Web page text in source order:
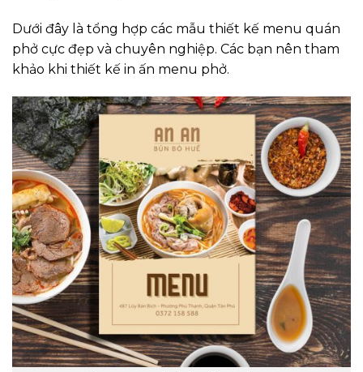
Dưới đây là tổng hợp các mẫu thiết kế menu quán
phở cực đẹp và chuyên nghiệp. Các bạn nên tham
khảo khi thiết kế in ấn menu phở.